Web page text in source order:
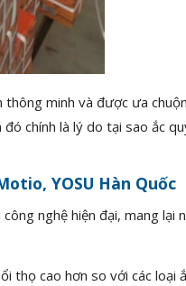
minh và được ưa
chính là lý do tại sao ắc
YOSU Hàn Quốc
nghệ hiện đại, mang lại
thọ cao hơn so với các